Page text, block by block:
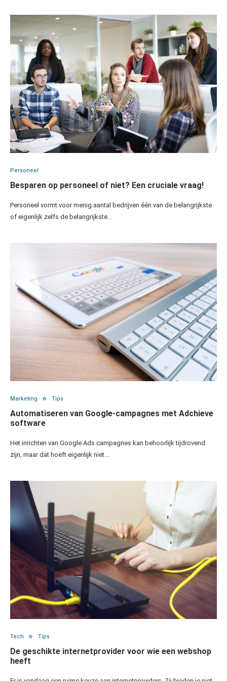
Personeel
Besparen op personeel of niet? Een cruciale vraag!
Personeel vormt voor menig aantal bedrijven één van de belangrijkste
of eigenlijk zelfs de belangrijkste…
Marketing Tips
Automatiseren van Google-campagnes met Adchieve
software
Het inrichten van Google Ads campagnes kan behoorlijk tijdrovend
zijn, maar dat hoeft eigenlijk niet.…
Tech Tips
De geschikte internetprovider voor wie een webshop
heeft